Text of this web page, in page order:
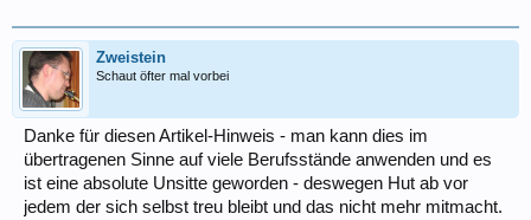
Zweistein
Schaut öfter mal vorbei
Danke für diesen Artikel-Hinweis - man kann dies im
übertragenen Sinne auf viele Berufsstände anwenden und es
ist eine absolute Unsitte geworden - deswegen Hut ab vor
jedem der sich selbst treu bleibt und das nicht mehr mitmacht.